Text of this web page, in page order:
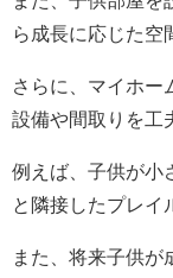
ら成長に応じた空
さらに、マイホー
設備や間取りを工
例えば、子供が小
と隣接したプレイ
また、将来子供が